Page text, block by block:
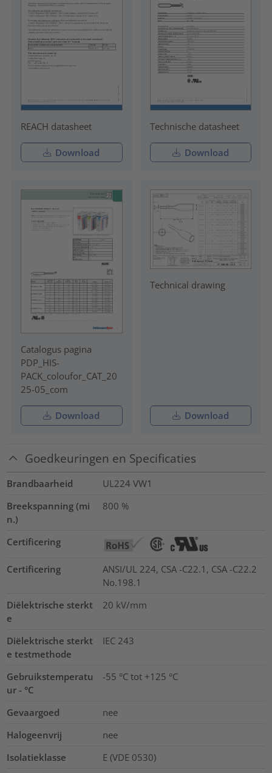
REACH datasheet
Download
Technische datasheet
Download
Catalogus pagina
PDP_HIS-
PACK_coloufor_CAT_20
25-05_com
Download
Technical drawing
Download
Goedkeuringen en Specificaties
Brandbaarheid
UL224 VW1
Breekspanning (mi
n.)
800 %
Certificering
Certificering
ANSI/UL 224, CSA -C22.1, CSA -C22.2
No.198.1
Diëlektrische sterkt
e
20 kV/mm
Diëlektrische sterkt
e testmethode
IEC 243
Gebruikstemperatu
ur - °C
-55 °C tot +125 °C
Gevaargoed
nee
Halogeenvrij
nee
Isolatieklasse
E (VDE 0530)